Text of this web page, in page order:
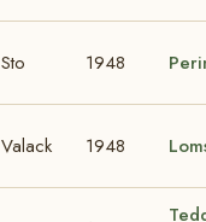
Sto 1948
Valack 1948